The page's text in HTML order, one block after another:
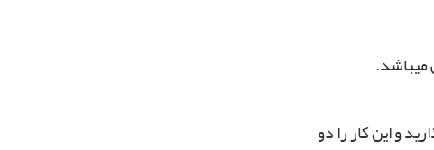
و این کار را دو